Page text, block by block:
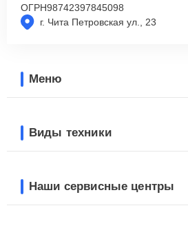
г. Чита Петровская ул., 23
ОГРН98742397845098
Меню
Виды техники
Наши сервисные центры